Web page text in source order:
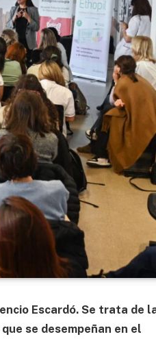
Escardó. Se trata de
se desempeñan en el